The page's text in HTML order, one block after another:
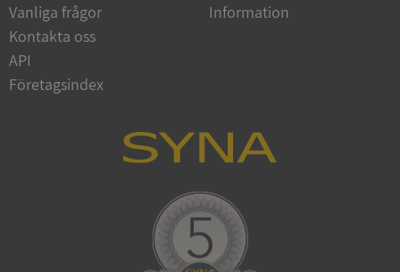
Vanliga frågor
Kontakta oss
API
Företagsindex
Information
CookieScriptConsent
Google LLC
www.google.com